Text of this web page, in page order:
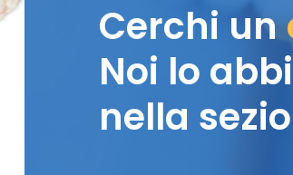
Cerchi un
Noi lo
nella